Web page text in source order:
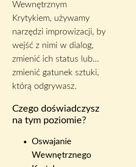
Wewnętrznym
Krytykiem, używamy
narzędzi improwizacji, by
wejść z nimi w dialog,
zmienić ich status lub…
zmienić gatunek sztuki,
którą odgrywasz.
Czego doświadczysz
na tym poziomie?
Oswajanie
Wewnętrznego